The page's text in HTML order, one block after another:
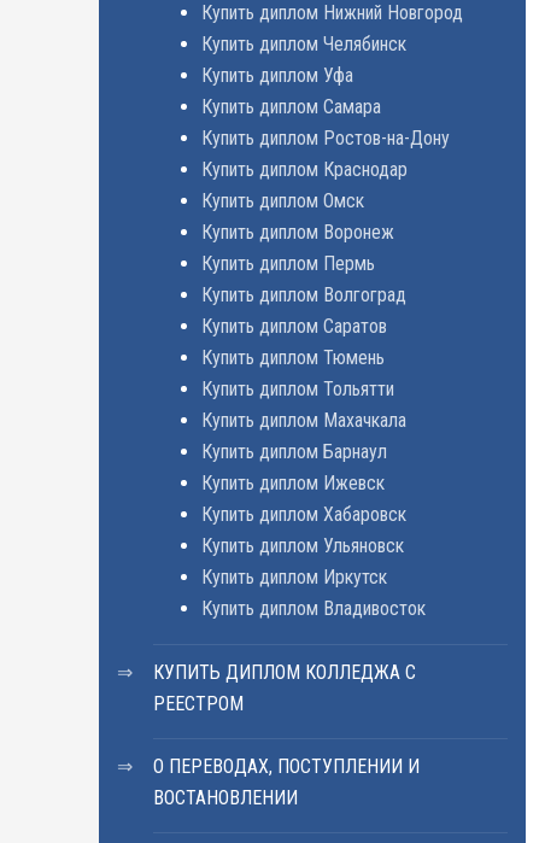
Купить диплом Нижний Новгород
Купить диплом Челябинск
Купить диплом Уфа
Купить диплом Самара
Купить диплом Ростов-на-Дону
Купить диплом Краснодар
Купить диплом Омск
Купить диплом Воронеж
Купить диплом Пермь
Купить диплом Волгоград
Купить диплом Саратов
Купить диплом Тюмень
Купить диплом Тольятти
Купить диплом Махачкала
Купить диплом Барнаул
Купить диплом Ижевск
Купить диплом Хабаровск
Купить диплом Ульяновск
Купить диплом Иркутск
Купить диплом Владивосток
КУПИТЬ ДИПЛОМ КОЛЛЕДЖА С
РЕЕСТРОМ
О ПЕРЕВОДАХ, ПОСТУПЛЕНИИ И
ВОСТАНОВЛЕНИИ